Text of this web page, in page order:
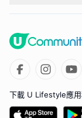
下載 U Lifestyle應